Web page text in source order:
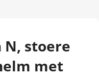
N, stoere
met